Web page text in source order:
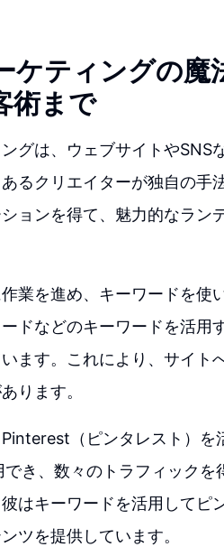
ケティングの魔
術まで
グは、ウェブサイトやSNS
るクリエイターが独自の手
ョンを得て、魅力的なラン
業を進め、キーワードを使
ドなどのキーワードを活用
ます。これにより、サイト
ります。
（ピンタレスト）を
き、数々のトラフィックを
はキーワードを活用してピ
ツを提供しています。